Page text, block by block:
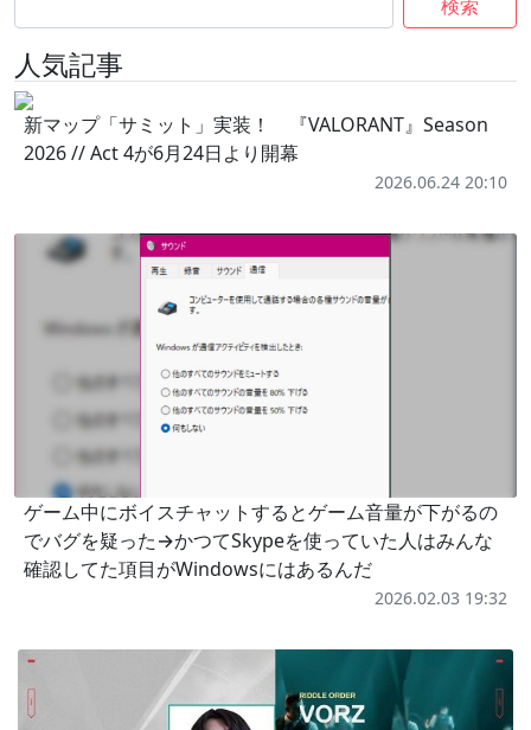
検索
人気記事
新マップ「サミット」実装！ 『VALORANT』Season
2026 // Act 4が6月24日より開幕
2026.06.24 20:10
ゲーム中にボイスチャットするとゲーム音量が下がるの
でバグを疑った→かつてSkypeを使っていた人はみんな
確認してた項目がWindowsにはあるんだ
2026.02.03 19:32